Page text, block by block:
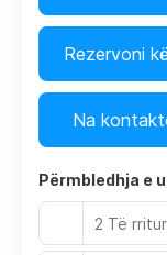
Rezervoni
Na
Përmbledhja e
2 Të rritur